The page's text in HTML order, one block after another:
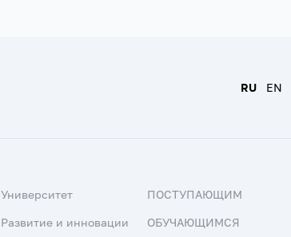
RU EN
Университет
Развитие и инновации
ПОСТУПАЮЩИМ
ОБУЧАЮЩИМСЯ